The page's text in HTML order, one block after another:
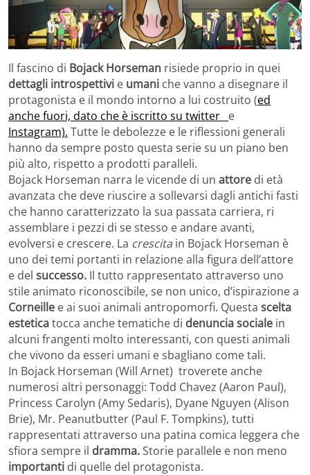
Il fascino di Bojack Horseman risiede proprio in quei
dettagli introspettivi e umani che vanno a disegnare il
protagonista e il mondo intorno a lui costruito (ed
anche fuori, dato che è iscritto su twitter e
Instagram). Tutte le debolezze e le riflessioni generali
hanno da sempre posto questa serie su un piano ben
più alto, rispetto a prodotti paralleli.
Bojack Horseman narra le vicende di un attore di età
avanzata che deve riuscire a sollevarsi dagli antichi fasti
che hanno caratterizzato la sua passata carriera, ri
assemblare i pezzi di se stesso e andare avanti,
evolversi e crescere. La crescita in Bojack Horseman è
uno dei temi portanti in relazione alla figura dell’attore
e del successo. Il tutto rappresentato attraverso uno
stile animato riconoscibile, se non unico, d’ispirazione a
Corneille e ai suoi animali antropomorfi. Questa scelta
esteticatocca anche tematiche di denuncia sociale in
alcuni frangenti molto interessanti, con questi animali
che vivono da esseri umani e sbagliano come tali.
In Bojack Horseman (Will Arnet) troverete anche
numerosi altri personaggi: Todd Chavez (Aaron Paul),
Princess Carolyn (Amy Sedaris), Dyane Nguyen (Alison
Brie), Mr. Peanutbutter (Paul F. Tompkins), tutti
rappresentati attraverso una patina comica leggera che
sfiora sempre il dramma.Storie parallele e non meno
importanti di quelle del protagonista.